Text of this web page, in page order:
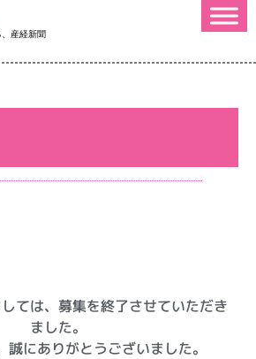
産経新聞
ては、募集を終了させていただき
ました。
誠にありがとうございました。